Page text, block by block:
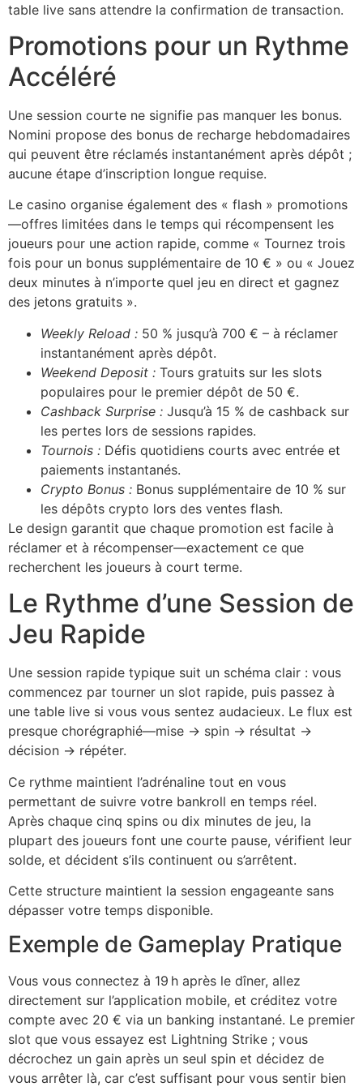
table live sans attendre la confirmation de transaction.
Promotions pour un Rythme
Accéléré
Une session courte ne signifie pas manquer les bonus.
Nomini propose des bonus de recharge hebdomadaires
qui peuvent être réclamés instantanément après dépôt ;
aucune étape d’inscription longue requise.
Le casino organise également des « flash » promotions
—offres limitées dans le temps qui récompensent les
joueurs pour une action rapide, comme « Tournez trois
fois pour un bonus supplémentaire de 10 € » ou « Jouez
deux minutes à n’importe quel jeu en direct et gagnez
des jetons gratuits ».
Weekly Reload : 50 % jusqu’à 700 € – à réclamer
instantanément après dépôt.
Weekend Deposit : Tours gratuits sur les slots
populaires pour le premier dépôt de 50 €.
Cashback Surprise : Jusqu’à 15 % de cashback sur
les pertes lors de sessions rapides.
Tournois : Défis quotidiens courts avec entrée et
paiements instantanés.
Crypto Bonus : Bonus supplémentaire de 10 % sur
les dépôts crypto lors des ventes flash.
Le design garantit que chaque promotion est facile à
réclamer et à récompenser—exactement ce que
recherchent les joueurs à court terme.
Le Rythme d’une Session de
Jeu Rapide
Une session rapide typique suit un schéma clair : vous
commencez par tourner un slot rapide, puis passez à
une table live si vous vous sentez audacieux. Le flux est
presque chorégraphié—mise → spin → résultat →
décision → répéter.
Ce rythme maintient l’adrénaline tout en vous
permettant de suivre votre bankroll en temps réel.
Après chaque cinq spins ou dix minutes de jeu, la
plupart des joueurs font une courte pause, vérifient leur
solde, et décident s’ils continuent ou s’arrêtent.
Cette structure maintient la session engageante sans
dépasser votre temps disponible.
Exemple de Gameplay Pratique
Vous vous connectez à 19 h après le dîner, allez
directement sur l’application mobile, et créditez votre
compte avec 20 € via un banking instantané. Le premier
slot que vous essayez est Lightning Strike ; vous
décrochez un gain après un seul spin et décidez de
vous arrêter là, car c’est suffisant pour vous sentir bien